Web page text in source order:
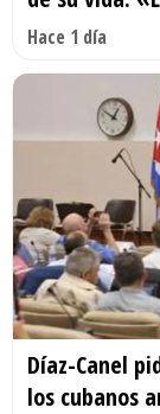
Hace 1 día
Díaz-Canel
los cubanos